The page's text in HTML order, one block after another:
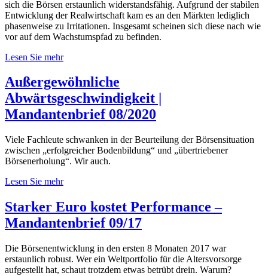
sich die Börsen erstaunlich widerstandsfähig. Aufgrund der stabilen
Entwicklung der Realwirtschaft kam es an den Märkten lediglich
phasenweise zu Irritationen. Insgesamt scheinen sich diese nach wie
vor auf dem Wachstumspfad zu befinden.
Lesen Sie mehr
Außergewöhnliche
Abwärtsgeschwindigkeit |
Mandantenbrief 08/2020
Viele Fachleute schwanken in der Beurteilung der Börsensituation
zwischen „erfolgreicher Bodenbildung“ und „übertriebener
Börsenerholung“. Wir auch.
Lesen Sie mehr
Starker Euro kostet Performance –
Mandantenbrief 09/17
Die Börsenentwicklung in den ersten 8 Monaten 2017 war
erstaunlich robust. Wer ein Weltportfolio für die Altersvorsorge
aufgestellt hat, schaut trotzdem etwas betrübt drein. Warum?